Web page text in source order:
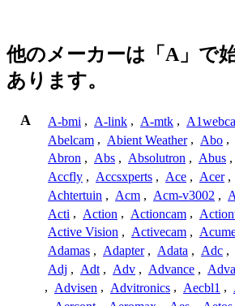
他のメーカーは「A」で
あります。
A A-bmi , A-link , A-mtk ,
Abelcam , Abient Weather , Abo ,
Abron , Abs , Absolutron , Abus ,
Accfly , Accsxperts , Ace , Acer ,
Achtertuin , Acm , Acm-v3002 ,
Acti , Action , Actioncam ,
Active Vision , Activecam ,
Adamas , Adapter , Adata , Adc ,
Adj , Adt , Adv , Advance ,
, Advisen , Advitronics , Aecbl1 ,